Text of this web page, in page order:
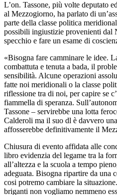
L’on. Tassone, più volte deputato
al Mezzogiorno, ha parlato di
parte della classe politica
possibili ingiustizie provenienti dal
specchio e fare un esame di
«Bisogna fare camminare le idee.
combattuta e tenuta a bada, il
sensibilità. Alcune operazioni
fatte noi meridionali o la classe
riflessione tra di noi, per capire se
fiammella di speranza.
Tassone – servirebbe una lotta
Calderoli ma il suo dl è davvero
affosserebbe definitivamente il
Chiusura di evento affidata alle
libro evidenzia del legame tra la
all’altezza e la scuola a tempo
adeguata. Bisogna ripartire da una
cosi potremo cambiare la
briganti non vogliamo nemmeno